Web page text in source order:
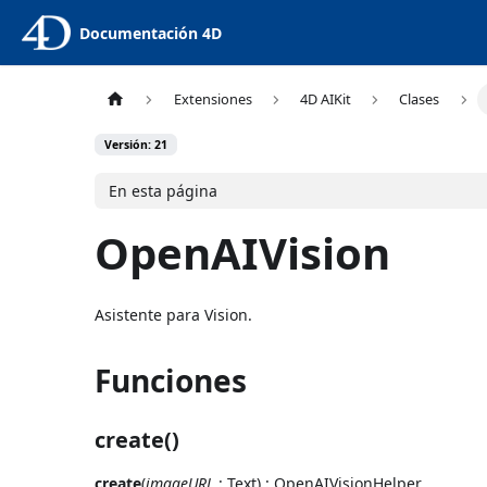
Documentación 4D
Extensiones 4D AIKit Clases
Versión: 21
En esta página
OpenAIVision
Asistente para Vision.
Funciones
create()